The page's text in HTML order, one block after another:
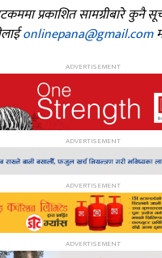
प्रकाशित सामग्रीबारे कुनै
onlinepana@gmail.com